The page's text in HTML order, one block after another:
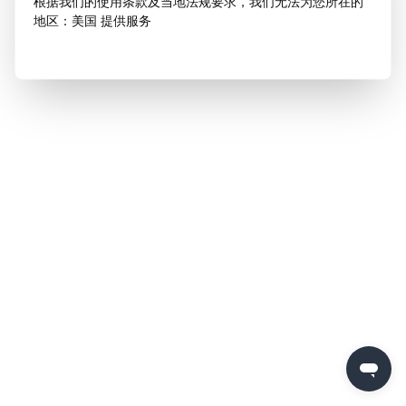
地区：美国 提供服务